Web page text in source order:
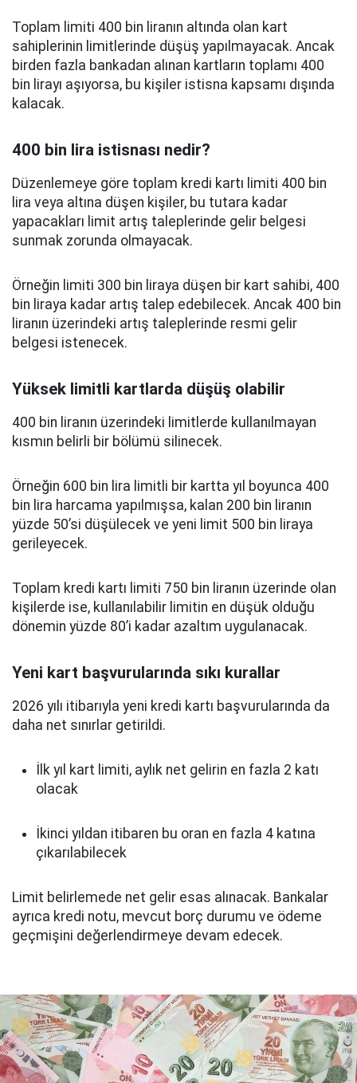
Toplam limiti 400 bin liranın altında olan kart
sahiplerinin limitlerinde düşüş yapılmayacak. Ancak
birden fazla bankadan alınan kartların toplamı 400
bin lirayı aşıyorsa, bu kişiler istisna kapsamı dışında
kalacak.
400 bin lira istisnası nedir?
Düzenlemeye göre toplam kredi kartı limiti 400 bin
lira veya altına düşen kişiler, bu tutara kadar
yapacakları limit artış taleplerinde gelir belgesi
sunmak zorunda olmayacak.
Örneğin limiti 300 bin liraya düşen bir kart sahibi, 400
bin liraya kadar artış talep edebilecek. Ancak 400 bin
liranın üzerindeki artış taleplerinde resmi gelir
belgesi istenecek.
Yüksek limitli kartlarda düşüş olabilir
400 bin liranın üzerindeki limitlerde kullanılmayan
kısmın belirli bir bölümü silinecek.
Örneğin 600 bin lira limitli bir kartta yıl boyunca 400
bin lira harcama yapılmışsa, kalan 200 bin liranın
yüzde 50’si düşülecek ve yeni limit 500 bin liraya
gerileyecek.
Toplam kredi kartı limiti 750 bin liranın üzerinde olan
kişilerde ise, kullanılabilir limitin en düşük olduğu
dönemin yüzde 80’i kadar azaltım uygulanacak.
Yeni kart başvurularında sıkı kurallar
2026 yılı itibarıyla yeni kredi kartı başvurularında da
daha net sınırlar getirildi.
İlk yıl kart limiti, aylık net gelirin en fazla 2 katı
olacak
İkinci yıldan itibaren bu oran en fazla 4 katına
çıkarılabilecek
Limit belirlemede net gelir esas alınacak. Bankalar
ayrıca kredi notu, mevcut borç durumu ve ödeme
geçmişini değerlendirmeye devam edecek.